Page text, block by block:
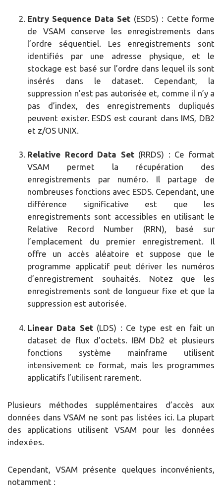
Entry Sequence Data Set (ESDS) : Cette forme
de VSAM conserve les enregistrements dans
l’ordre séquentiel. Les enregistrements sont
identifiés par une adresse physique, et le
stockage est basé sur l’ordre dans lequel ils sont
insérés dans le dataset. Cependant, la
suppression n’est pas autorisée et, comme il n’y a
pas d’index, des enregistrements dupliqués
peuvent exister. ESDS est courant dans IMS, DB2
et z/OS UNIX.
Relative Record Data Set(RRDS) : Ce format
VSAM permet la récupération des
enregistrements par numéro. Il partage de
nombreuses fonctions avec ESDS. Cependant, une
différence significative est que les
enregistrements sont accessibles en utilisant le
Relative Record Number (RRN), basé sur
l’emplacement du premier enregistrement. Il
offre un accès aléatoire et suppose que le
programme applicatif peut dériver les numéros
d’enregistrement souhaités. Notez que les
enregistrements sont de longueur fixe et que la
suppression est autorisée.
Linear Data Set(LDS) : Ce type est en fait un
dataset de flux d’octets. IBM Db2 et plusieurs
fonctions système mainframe utilisent
intensivement ce format, mais les programmes
applicatifs l’utilisent rarement.
Plusieurs méthodes supplémentaires d’accès aux
données dans VSAM ne sont pas listées ici. La plupart
des applications utilisent VSAM pour les données
indexées.
Cependant, VSAM présente quelques inconvénients,
notamment :